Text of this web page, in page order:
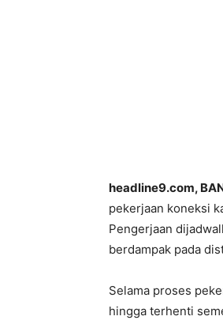
headline9.com,
pekerjaan koneksi
Pengerjaan
berdampak pada
Selama proses
hingga terhenti